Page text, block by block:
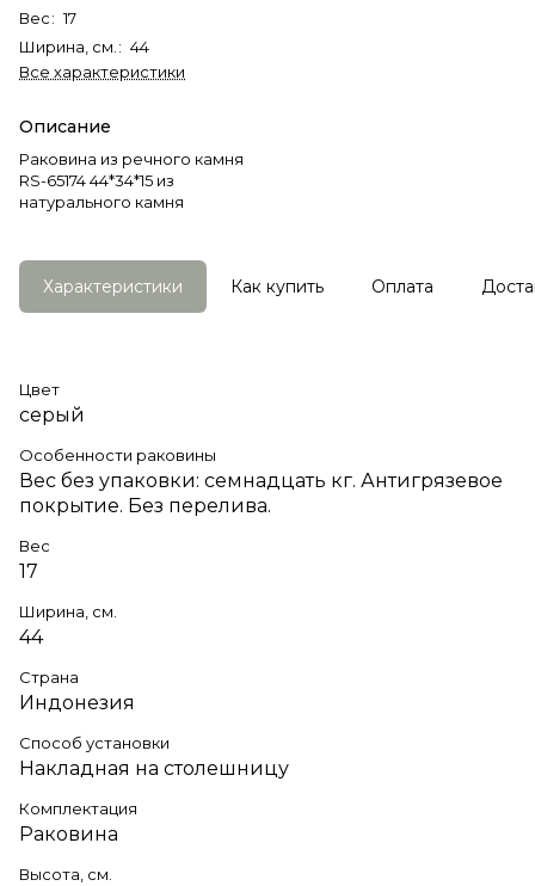
Вес: 17
Ширина, см. : 44
Все характеристики
Описание
Раковина из речного камня
RS-65174 44*34*15 из
натурального камня
Характеристики Как купить Оплата
Цвет
серый
Особенности раковины
Вес без упаковки: семнадцать кг. Антигрязевое
покрытие. Без перелива.
Вес
17
Ширина, см.
44
Страна
Индонезия
Способ установки
Накладная на столешницу
Комплектация
Раковина
Высота, см.